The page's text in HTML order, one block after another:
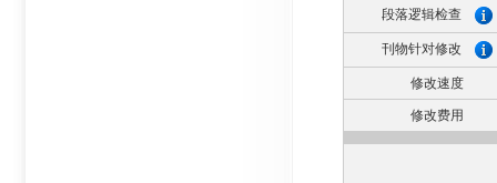
段落逻辑检查
刊物针对修改
修改速度
修改费用